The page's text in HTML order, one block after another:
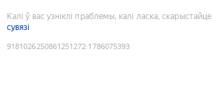
Калі ў вас узніклі праблемы, калі ласка, скарыстайце
сувязі
9181026250861251272:1786075393